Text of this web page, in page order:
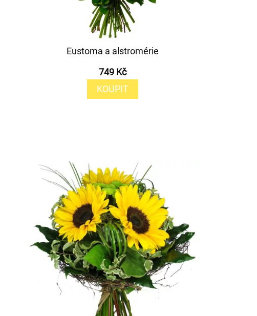
Eustoma a alstromérie
749 Kč
KOUPIT